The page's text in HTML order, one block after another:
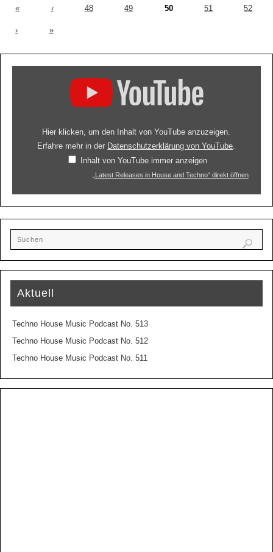
« ‹ 48 49 50 51 52
› »
Hier klicken, um den Inhalt von YouTube anzuzeigen.
Erfahre mehr in der Datenschutzerklärung von YouTube.
Inhalt von YouTube immer anzeigen
„Latest Releases in House and Techno“ direkt öffnen
Aktuell
Techno House Music Podcast No. 513
Techno House Music Podcast No. 512
Techno House Music Podcast No. 511